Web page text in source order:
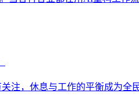
注，休息与工作的平衡成为